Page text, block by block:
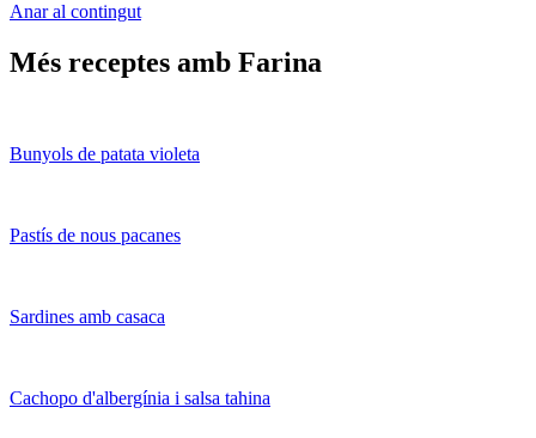
Anar al contingut
Més receptes amb Farina
Bunyols de patata violeta
Pastís de nous pacanes
Sardines amb casaca
Cachopo d'albergínia i salsa tahina